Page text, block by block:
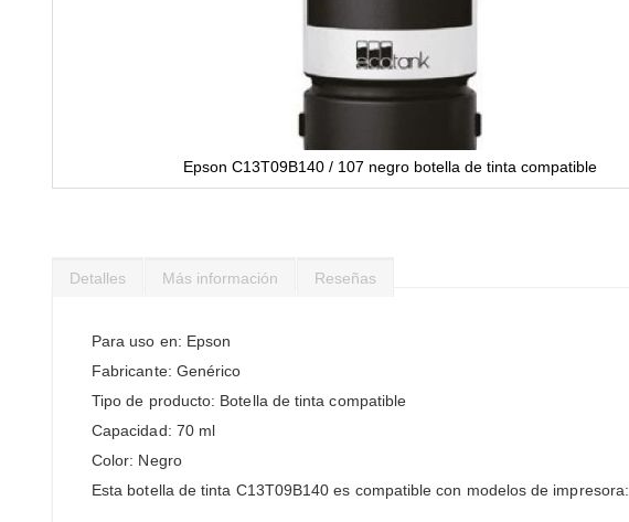
Epson C13T09B140 / 107 negro botella de tinta compatible
imágenes
Detalles
Para uso en: Epson
Fabricante: Genérico
Tipo de producto: Botella de tinta compatible
Capacidad: 70 ml
Color: Negro
Esta botella de tinta C13T09B140 es compatible con modelos de impresora:
Más información Reseñas